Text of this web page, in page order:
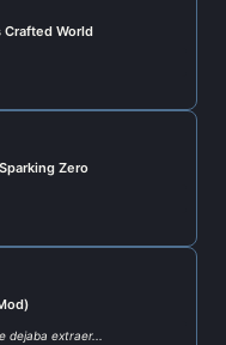
Crafted World
Zero
extraer...